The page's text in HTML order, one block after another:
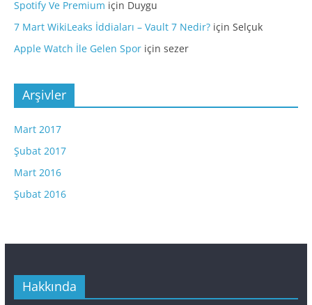
Spotify Ve Premium için Duygu
7 Mart WikiLeaks İddiaları – Vault 7 Nedir?için Selçuk
Apple Watch İle Gelen Sporiçin sezer
Arşivler
Mart 2017
Şubat 2017
Mart 2016
Şubat 2016
Hakkında